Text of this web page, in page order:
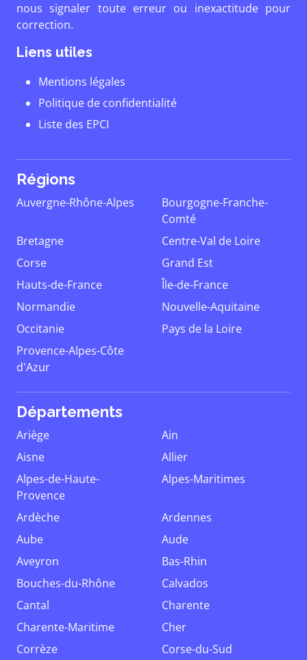
nous signaler toute erreur ou inexactitude pour
correction.
Liens utiles
Mentions légales
Politique de confidentialité
Liste des EPCI
Régions
Auvergne-Rhône-Alpes
Bourgogne-Franche-
Comté
Bretagne
Centre-Val de Loire
Corse
Grand Est
Hauts-de-France
Île-de-France
Normandie
Nouvelle-Aquitaine
Occitanie
Pays de la Loire
Provence-Alpes-Côte
d'Azur
Départements
Ariège
Ain
Aisne
Allier
Alpes-de-Haute-
Provence
Alpes-Maritimes
Ardèche
Ardennes
Aube
Aude
Aveyron
Bas-Rhin
Bouches-du-Rhône
Calvados
Cantal
Charente
Charente-Maritime
Cher
Corrèze
Corse-du-Sud